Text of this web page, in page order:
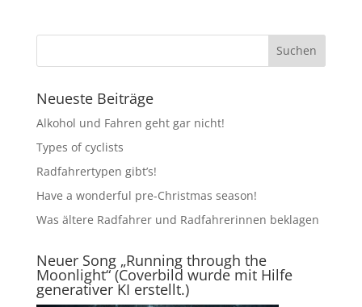
Neueste Beiträge
Alkohol und Fahren geht gar nicht!
Types of cyclists
Radfahrertypen gibt’s!
Have a wonderful pre-Christmas season!
Was ältere Radfahrer und Radfahrerinnen beklagen
Neuer Song „Running through the
Moonlight“ (Coverbild wurde mit Hilfe
generativer KI erstellt.)